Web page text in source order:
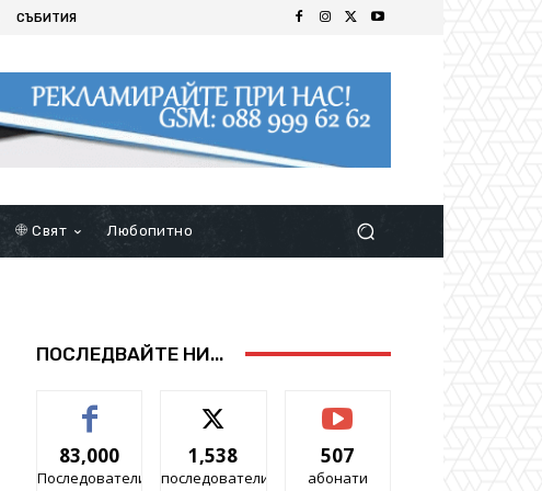
СЪБИТИЯ
Свят Любопитно
ПОСЛЕДВАЙТЕ НИ...
83,000
Последователи
1,538
последователи
507
абонати